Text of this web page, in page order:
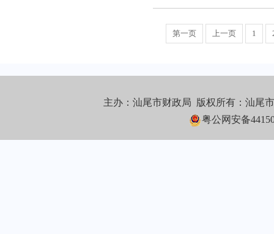
第一页 上一页 1
主办：汕尾市财政局 版权所有：汕尾
粤公网安备